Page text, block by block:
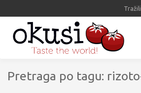
Pretraga po tagu: